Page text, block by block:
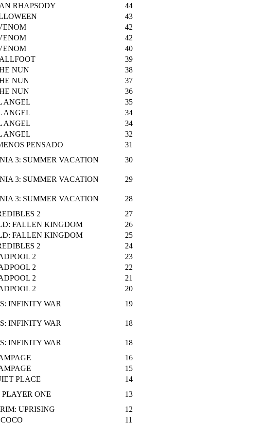
RHAPSODY
44
43
42
42
40
39
NUN
38
NUN
37
NUN
36
ANGEL
35
ANGEL
34
ANGEL
34
ANGEL
32
PENSADO
31
3: SUMMER VACATION 30
3: SUMMER VACATION 29
3: SUMMER VACATION
28
2
27
FALLEN KINGDOM
26
FALLEN KINGDOM
25
2
24
2
23
2
22
2
21
2
20
INFINITY WAR 19
INFINITY WAR 18
INFINITY WAR
18
16
15
PLACE
14
ONE
13
UPRISING
12
COCO 11